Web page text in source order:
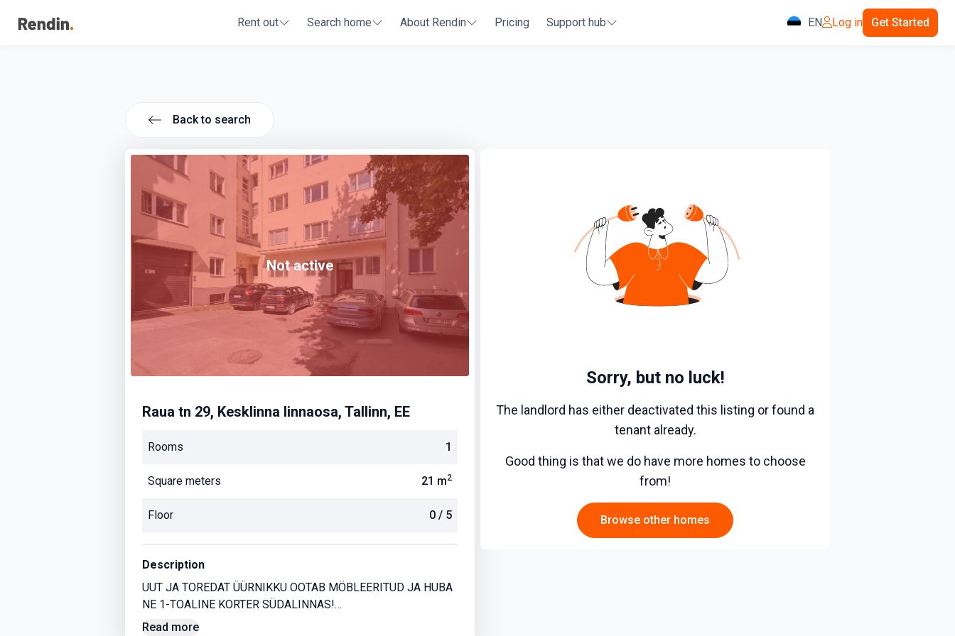
Rent out Search home About Rendin Pricing Support hub EN Log in Get Started
Back to search
Not active
Raua tn 29, Kesklinna linnaosa, Tallinn, EE
Rooms 1
Square meters 21 m2
Floor 0 / 5
Description
UUT JA TOREDAT ÜÜRNIKKU OOTAB MÖBLEERITUD JA HUBA
NE 1-TOALINE KORTER SÜDALINNAS!
Read more
Sorry, but no luck!
The landlord has either deactivated this listing or found a
tenant already.
Good thing is that we do have more homes to choose
from!
Browse other homes